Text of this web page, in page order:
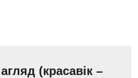
(красавік –